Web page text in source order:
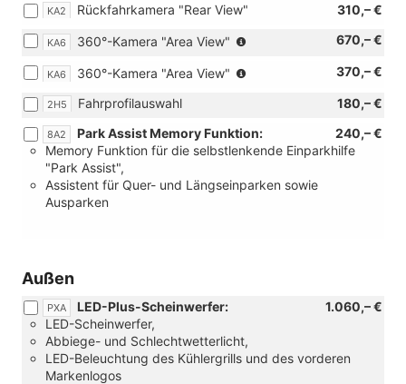
Navigationssystem
Discover)
KA2 310,– €
Rückfahrkamera "Rear View"
KA6 670,– €
360°-Kamera "Area View"
Ready2Discover
oder
[RDA]
Navigationssystem
KA6 370,– €
360°-Kamera "Area View"
[W50]
Angebotspaket
2H5 180,– €
Fahrprofilauswahl
8A2 240,– €
Park Assist Memory Funktion:
Memory Funktion für die selbstlenkende Einparkhilfe
"Park Assist",
Assistent für Quer- und Längseinparken sowie
Ausparken
Außen
PXA 1.060,– €
LED-Plus-Scheinwerfer:
LED-Scheinwerfer,
Abbiege- und Schlechtwetterlicht,
LED-Beleuchtung des Kühlergrills und des vorderen
Markenlogos